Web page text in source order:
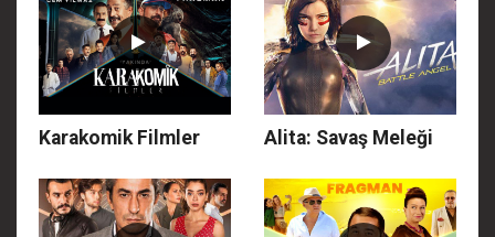
Karakomik Filmler Alita: Savaş Meleği